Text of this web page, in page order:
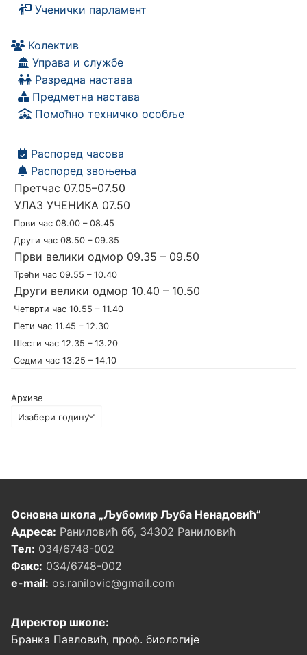
Ученички парламент
Колектив
Управа и службе
Разредна настава
Предметна настава
Помоћно техничко особље
Распоред часова
Распоред звоњења
Претчас 07.05–07.50
УЛАЗ УЧЕНИКА 07.50
Први час 08.00 – 08.45
Други час 08.50 – 09.35
Први велики одмор 09.35 – 09.50
Трећи час 09.55 – 10.40
Други велики одмор 10.40 – 10.50
Четврти час 10.55 – 11.40
Пети час 11.45 – 12.30
Шести час 12.35 – 13.20
Седми час 13.25 – 14.10
Архиве
Основна школа „Љубомир Љуба Ненадовић”
Адреса: Раниловић бб, 34302 Раниловић
Тел: 034/6748-002
Факс: 034/6748-002
e-mail: os.ranilovic@gmail.com
Директор школе:
Бранка Павловић, проф. биологије